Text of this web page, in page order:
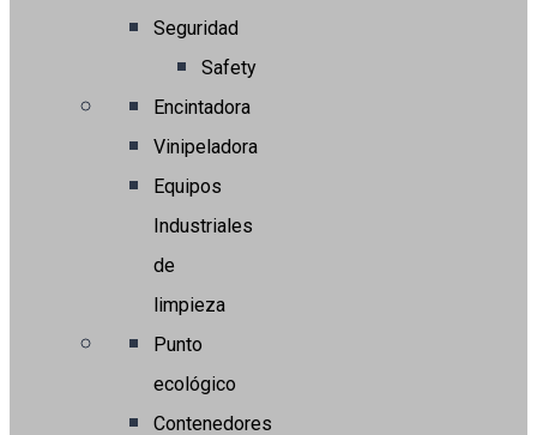
Seguridad
Safety
Encintadora
Vinipeladora
Equipos
Industriales
de
limpieza
Punto
ecológico
Contenedores